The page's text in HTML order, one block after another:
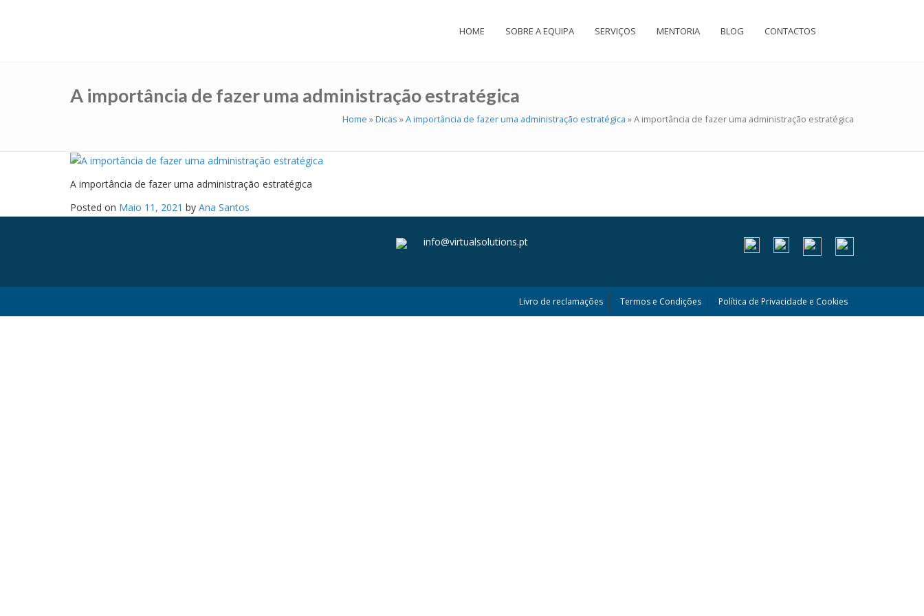
HOME SOBRE A EQUIPA SERVIÇOS MENTORIA BLOG CONTACTOS
A importância de fazer uma administração estratégica
Home »Dicas »A importância de fazer uma administração estratégica »A importância de fazer uma administração estratégica
A importância de fazer uma administração estratégica
Posted on Maio 11, 2021 by Ana Santos
info@virtualsolutions.pt
Livro de reclamações Termos e Condições Política de Privacidade e Cookies